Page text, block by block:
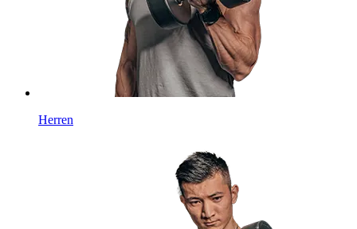
Herren